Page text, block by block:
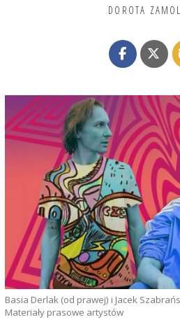
DOROTA
Basia Derlak (od prawej) i Jacek
Materiały prasowe artystów